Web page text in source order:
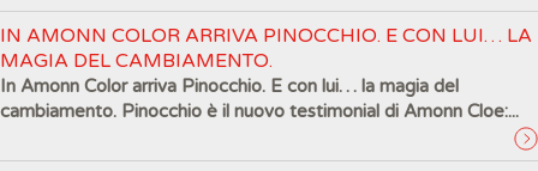
IN AMONN COLOR ARRIVA PINOCCHIO. E CON LUI… LA
MAGIA DEL CAMBIAMENTO.
In Amonn Color arriva Pinocchio. E con lui… la magia del
cambiamento. Pinocchio è il nuovo testimonial di Amonn Cloe:...